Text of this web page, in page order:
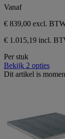
Vanaf
€ 839,00 excl.
€ 1.015,19 incl.
Per stuk
Bekijk 2 opties
Dit artikel is